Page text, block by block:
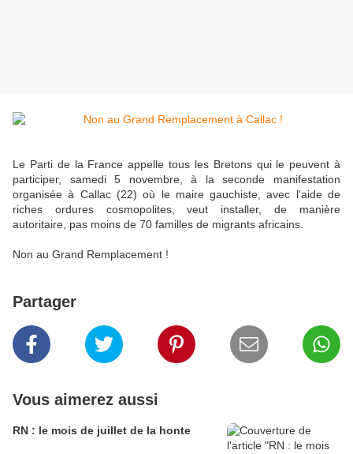
Le Parti de la France appelle tous les Bretons qui le peuvent à
participer, samedi 5 novembre, à la seconde manifestation
organisée à Callac (22) où le maire gauchiste, avec l'aide de
riches ordures cosmopolites, veut installer, de manière
autoritaire, pas moins de 70 familles de migrants africains.
Non au Grand Remplacement !
Partager
Vous aimerez aussi
RN : le mois de juillet de la honte